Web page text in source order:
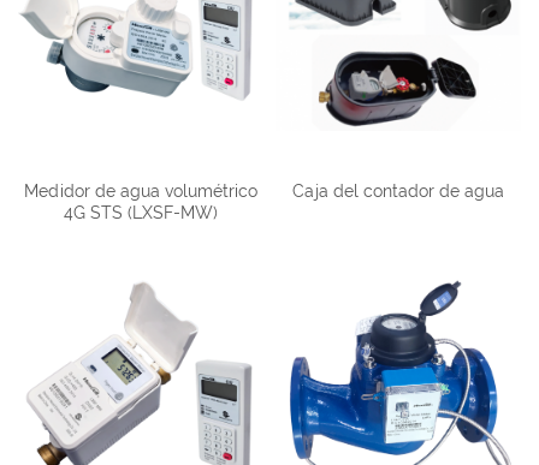
Medidor de agua volumétrico
4G STS (LXSF-MW)
Caja del contador de agua